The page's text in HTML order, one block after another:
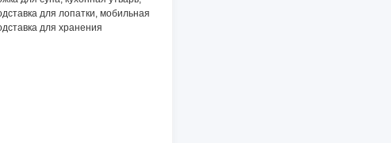
лампа для детского сада,
озоновая лампа против